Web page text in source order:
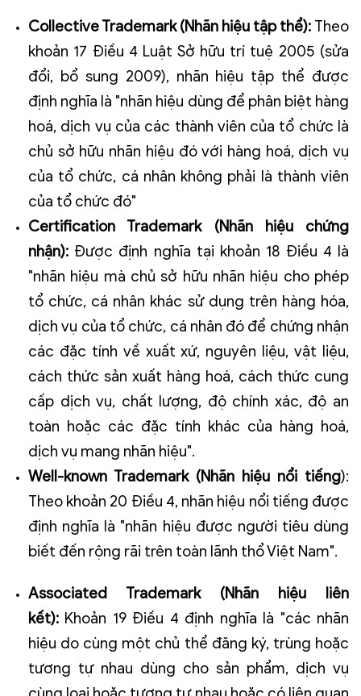
Collective Trademark (Nhãn hiệu tập thể): Theo
khoản 17 Điều 4 Luật Sở hữu trí tuệ 2005 (sửa
đổi, bổ sung 2009), nhãn hiệu tập thể được
định nghĩa là "nhãn hiệu dùng để phân biệt hàng
hoá, dịch vụ của các thành viên của tổ chức là
chủ sở hữu nhãn hiệu đó với hàng hoá, dịch vụ
của tổ chức, cá nhân không phải là thành viên
của tổ chức đó"
Certification Trademark (Nhãn hiệu chứng
nhận): Được định nghĩa tại khoản 18 Điều 4 là
"nhãn hiệu mà chủ sở hữu nhãn hiệu cho phép
tổ chức, cá nhân khác sử dụng trên hàng hóa,
dịch vụ của tổ chức, cá nhân đó để chứng nhận
các đặc tính về xuất xứ, nguyên liệu, vật liệu,
cách thức sản xuất hàng hoá, cách thức cung
cấp dịch vụ, chất lượng, độ chính xác, độ an
toàn hoặc các đặc tính khác của hàng hoá,
dịch vụ mang nhãn hiệu".
Well-known Trademark (Nhãn hiệu nổi tiếng):
Theo khoản 20 Điều 4, nhãn hiệu nổi tiếng được
định nghĩa là "nhãn hiệu được người tiêu dùng
biết đến rộng rãi trên toàn lãnh thổ Việt Nam".
Associated Trademark (Nhãn hiệu liên
kết): Khoản 19 Điều 4 định nghĩa là "các nhãn
hiệu do cùng một chủ thể đăng ký, trùng hoặc
tương tự nhau dùng cho sản phẩm, dịch vụ